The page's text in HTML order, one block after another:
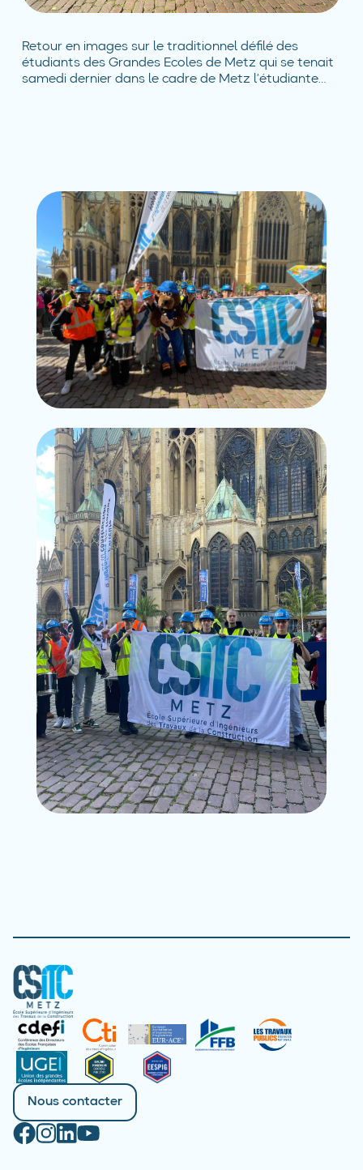
Retour en images sur le traditionnel défilé des
étudiants des Grandes Ecoles de Metz qui se tenait
samedi dernier dans le cadre de Metz l’étudiante…
Nous contacter